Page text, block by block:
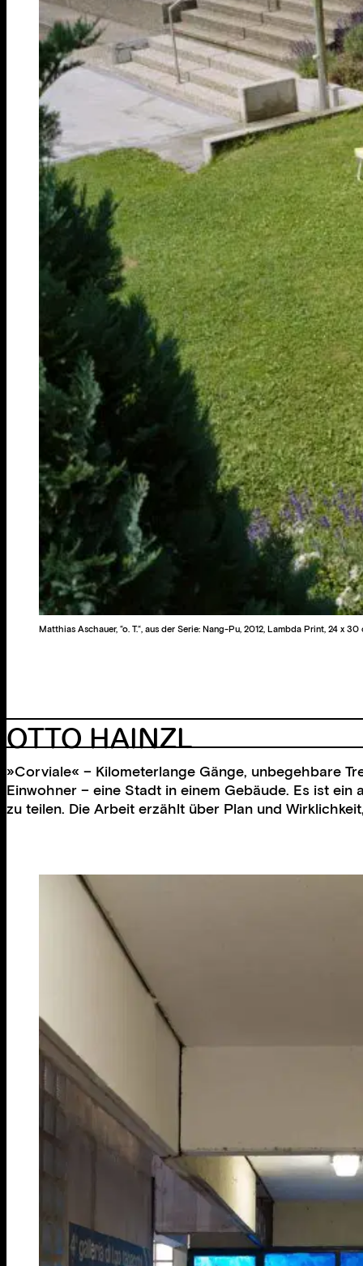
Matthias Aschauer, “o. T.“, aus der Serie: Nang-Pu, 2012, Lambda Print, 24 x 30
OTTO HAINZL
»Corviale« – Kilometerlange Gänge, unbegehbare
Einwohner – eine Stadt in einem Gebäude. Es ist
zu teilen. Die Arbeit erzählt über Plan und